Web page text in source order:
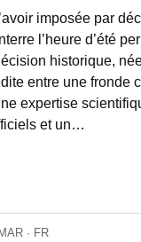
imposée par
l’heure d’été
historique,
entre une fronde
expertise
et un…
· FR